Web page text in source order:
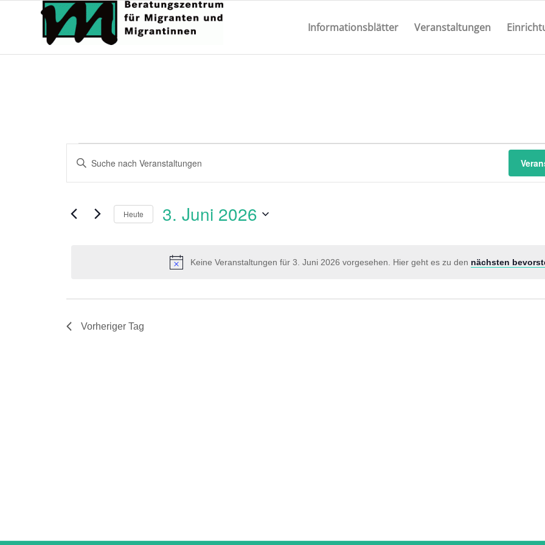
Informationsblätter Veranstaltungen
Veranstaltungen
für
Juni
Hinweis
Keine Veranstaltungen für 3. Juni 2026 vorgesehen. Hier geht es zu den nächsten
Veranstaltungen
Suche
und
Ansichten,
Navigation
Bitte
Schlüsselwort
eingeben.
nach
Veranstaltungen
Heute 3. Juni 2026
Vorheriger Tag